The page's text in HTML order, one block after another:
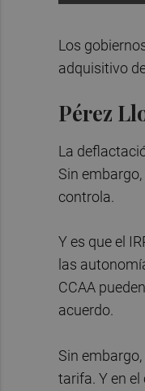
Los
adquisitivo
Pérez
La
Sin
controla.
Y es que el
las
CCAA
acuerdo.
Sin
tarifa. Y en